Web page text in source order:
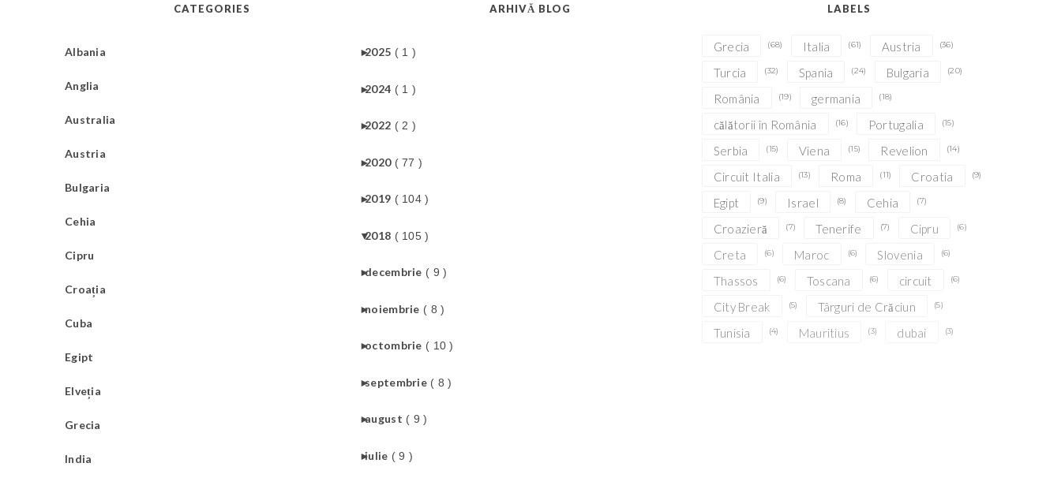
CATEGORIES
Albania
Anglia
Australia
Austria
Bulgaria
Cehia
Cipru
Croația
Cuba
Egipt
Elveția
Grecia
India
ARHIVĂ BLOG
►
2025 ( 1 )
►
2024 ( 1 )
►
2022 ( 2 )
►
2020 ( 77 )
►
2019 ( 104 )
▼
2018 ( 105 )
►
decembrie ( 9 )
►
noiembrie ( 8 )
►
octombrie ( 10 )
►
septembrie ( 8 )
►
august ( 9 )
►
iulie ( 9 )
LABELS
Grecia (68) Italia (61) Austria (36)
Turcia (32) Spania (24) Bulgaria (20)
România (19) germania (18)
călătorii în România (16) Portugalia (15)
Serbia (15) Viena (15) Revelion (14)
Circuit Italia (13) Roma (11) Croatia (9)
Egipt (9) Israel (8) Cehia (7)
Croazieră (7) Tenerife (7) Cipru (6)
Creta (6) Maroc (6) Slovenia (6)
Thassos (6) Toscana (6) circuit (6)
City Break (5) Târguri de Crăciun (5)
Tunisia (4) Mauritius (3) dubai (3)